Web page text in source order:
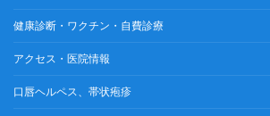
健康診断・ワクチン・自費診療
アクセス・医院情報
口唇ヘルペス、帯状疱疹